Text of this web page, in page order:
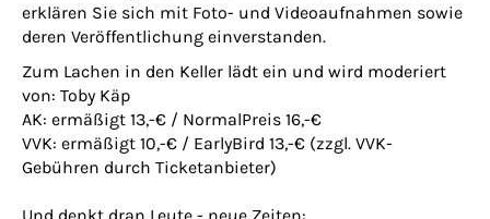
erklären Sie sich mit Foto- und Videoaufnahmen sowie
deren Veröffentlichung einverstanden.
Zum Lachen in den Keller lädt ein und wird moderiert
von: Toby Käp
AK: ermäßigt 13,-€ / NormalPreis 16,-€
VVK: ermäßigt 10,-€ / EarlyBird 13,-€ (zzgl. VVK-
Gebühren durch Ticketanbieter)